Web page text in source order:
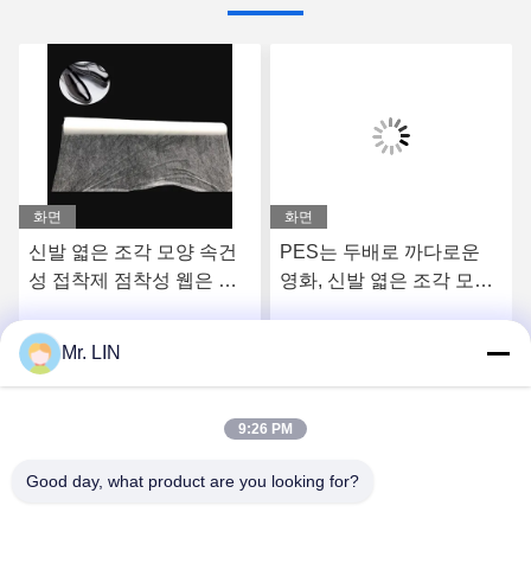
화면
신발 엷은 조각 모양 속건
성 접착제 점착성 웹은 구
그램 OEM / ODM을 촬영
합니다최상의 가격을 얻으세요
화면
PES는 두배로 까다로운
영화, 신발 엷은 조각 모양
댔습니다
Mr. LIN
9:26 PM
Good day, what product are you looking for?